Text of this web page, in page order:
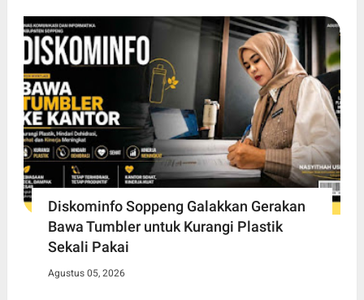
Diskominfo Soppeng Galakkan Gerakan
Bawa Tumbler untuk Kurangi Plastik
Sekali Pakai
Agustus 05, 2026